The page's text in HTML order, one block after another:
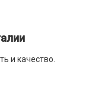
и качество.